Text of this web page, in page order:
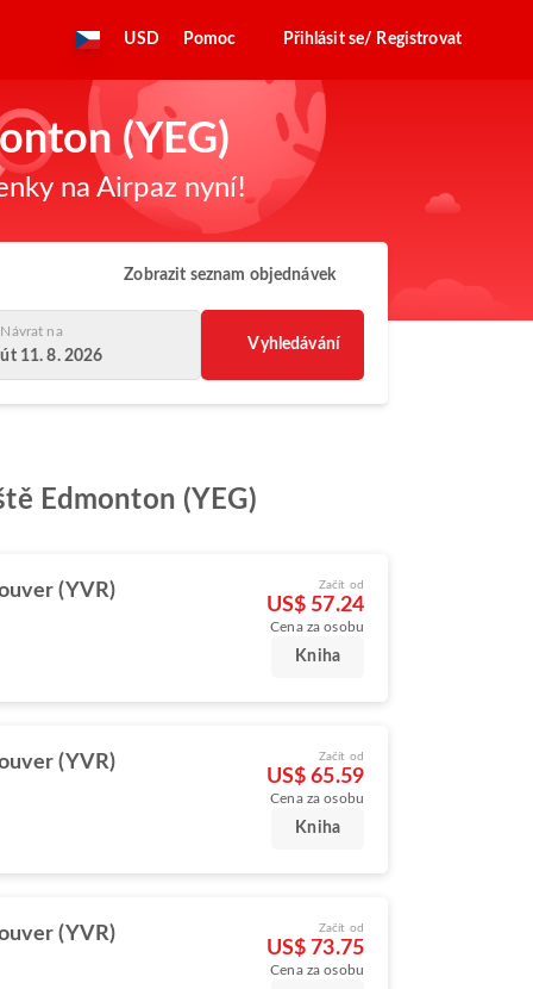
USD Pomoc Přihlásit se/ Registrovat
(YEG)
na Airpaz nyní!
Zobrazit seznam objednávek
Návrat na
út 11. 8. 2026
Vyhledávání
Edmonton (YEG)
(YVR) Začít od
US$ 57.24
Cena za osobu
Kniha
(YVR) Začít od
US$ 65.59
Cena za osobu
Kniha
(YVR) Začít od
US$ 73.75
Cena za osobu